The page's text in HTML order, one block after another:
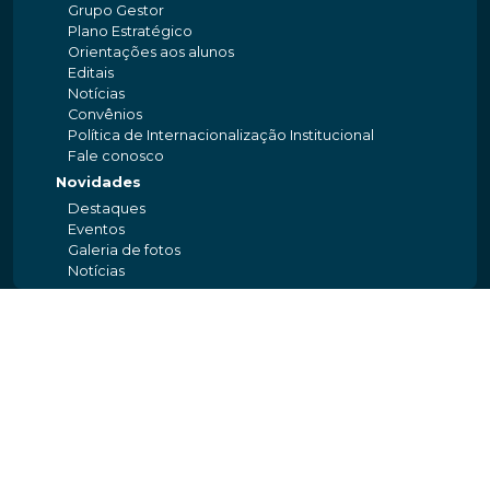
Grupo Gestor
Plano Estratégico
Orientações aos alunos
Editais
Notícias
Convênios
Política de Internacionalização Institucional
Fale conosco
Novidades
Destaques
Eventos
Galeria de fotos
Notícias